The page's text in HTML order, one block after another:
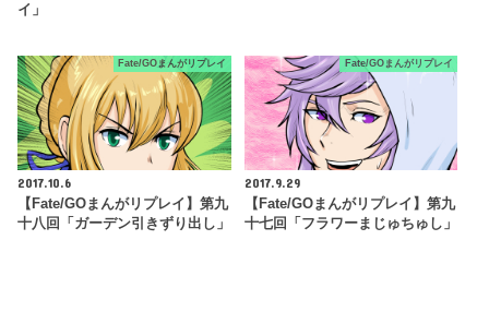
イ」
Fate/GOまんがリプレイ
2017.10.6
【Fate/GOまんがリプレイ】第九
十八回「ガーデン引きずり出し」
Fate/GOまんがリプレイ
2017.9.29
【Fate/GOまんがリプレイ】第九
十七回「フラワーまじゅちゅし」